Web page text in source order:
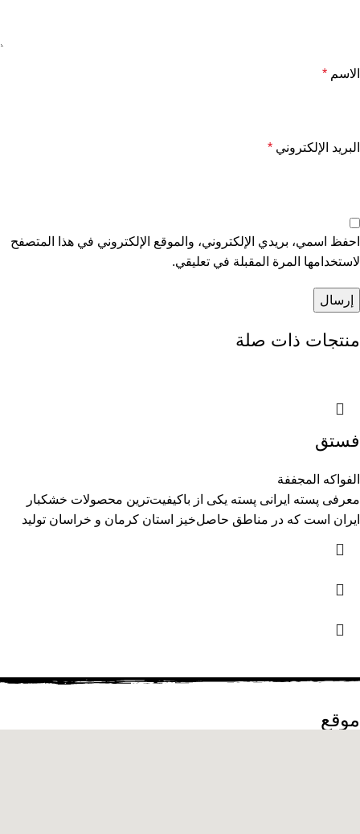
الاسم *
البريد الإلكتروني *
احفظ اسمي، بريدي الإلكتروني، والموقع الإلكتروني في هذا المتصفح
لاستخدامها المرة المقبلة في تعليقي.
منتجات ذات صلة
فستق
الفواكه المجففة
معرفی پسته ایرانی پسته یکی از باکیفیت‌ترین محصولات خشکبار
ایران است که در مناطق حاصل‌خیز استان کرمان و خراسان تولید
موقع